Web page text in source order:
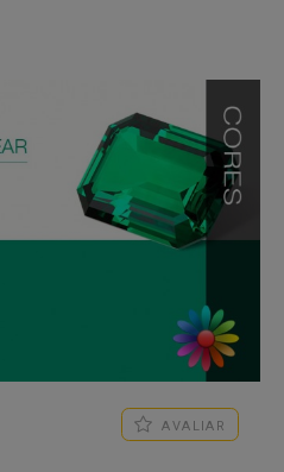
AVALIAR